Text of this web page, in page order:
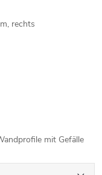
rechts
mit Gefälle